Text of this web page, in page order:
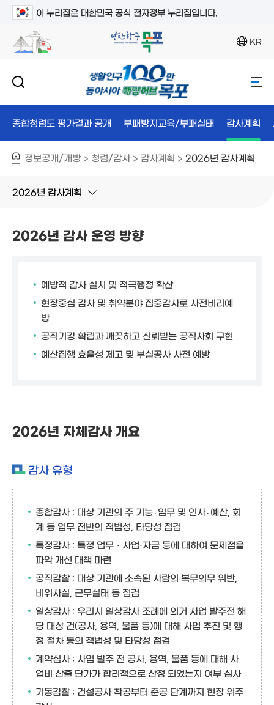
이 누리집은 대한민국 공식 전자정부 누리집입니다.
KR
종합청렴도 평가결과 공개 부패방지교육/부패실태 감사계획
정보공개/개방 > 청렴/감사 > 감사계획 > 2026년 감사계획
2026년 감사계획
2026년 감사 운영 방향
예방적 감사 실시 및 적극행정 확산
현장중심 감사 및 취약분야 집중감사로 사전비리예
방
공직기강 확립과 깨끗하고 신뢰받는 공직사회 구현
예산집행 효율성 제고 및 부실공사 사전 예방
2026년 자체감사 개요
감사 유형
종합감사 : 대상 기관의 주 기능․임무 및 인사․예산, 회
계 등 업무 전반의 적법성, 타당성 점검
특정감사 : 특정 업무ㆍ사업·자금 등에 대하여 문제점을
파악 개선 대책 마련
공직감찰 : 대상 기관에 소속된 사람의 복무의무 위반,
비위사실, 근무실태 등 점검
일상감사 : 우리시 일상감사 조례에 의거 사업 발주전 해
당 대상 건(공사, 용역, 물품 등)에 대해 사업 추진 및 행
정 절차 등의 적법성 및 타당성 점검
계약심사 : 사업 발주 전 공사, 용역, 물품 등에 대해 사
업비 산출 단가가 합리적으로 산정 되었는지 여부 심사
기동감찰 : 건설공사 착공부터 준공 단계까지 현장 위주